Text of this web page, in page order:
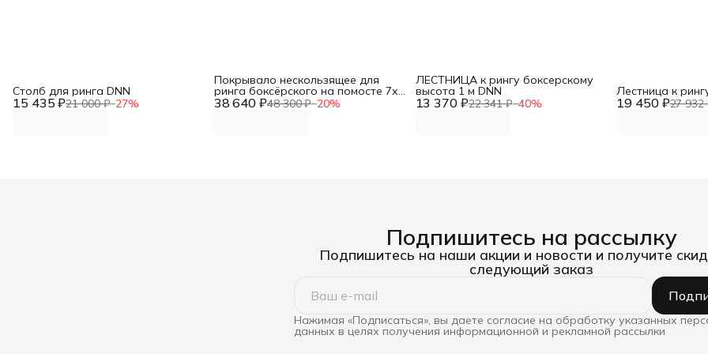
15 435 ₽21 000 ₽−27%
Столб для ринга DNN
38 640 ₽48 300 ₽−20%
Покрывало нескользящее для
ринга боксёрского на помосте 7х7
DNN 13 370 ₽22 341 ₽−40%
ЛЕСТНИЦА к рингу боксерскому
высота 1 м DNN
19 450 ₽27 932
Лестница к
Подпишитесь на рассылку
Подпишитесь на наши акции и новости и получите
следующий заказ
Нажимая «Подписаться», вы даете согласие на обработку указанных
данных в целях получения информационной и рекламной рассылки